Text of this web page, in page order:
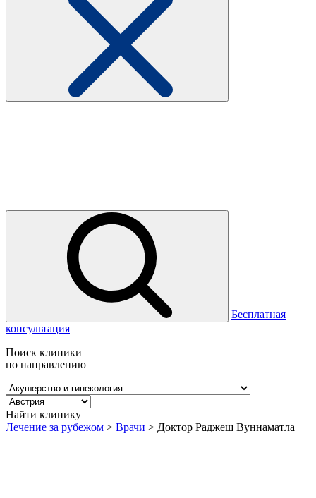
Бесплатная
консультация
Поиск клиники
по направлению
Найти клинику
Лечение за рубежом > Врачи > Доктор Раджеш Вуннаматла